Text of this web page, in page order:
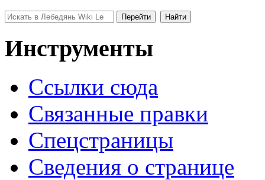
Инструменты
Ссылки сюда
Связанные правки
Спецстраницы
Сведения о странице